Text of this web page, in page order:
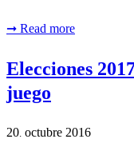
➞ Read more
Elecciones
juego
20. octubre 2016